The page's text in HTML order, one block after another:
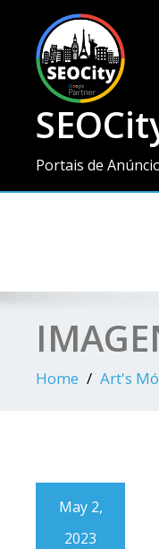
Portais de
Home Art's
May 2,
2023